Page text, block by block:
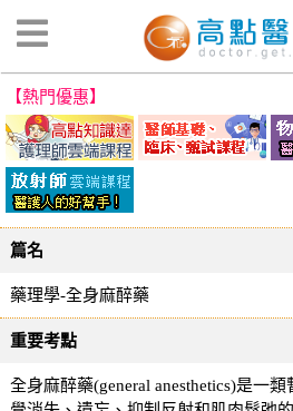
【熱門優惠】
篇名
藥理學-全身麻醉藥
重要考點
全身麻醉藥(general anesthetics)是一